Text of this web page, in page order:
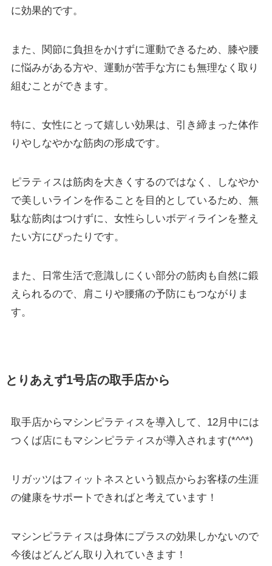
に効果的です。
また、関節に負担をかけずに運動できるため、膝や腰
に悩みがある方や、運動が苦手な方にも無理なく取り
組むことができます。
特に、女性にとって嬉しい効果は、引き締まった体作
りやしなやかな筋肉の形成です。
ピラティスは筋肉を大きくするのではなく、しなやか
で美しいラインを作ることを目的としているため、無
駄な筋肉はつけずに、女性らしいボディラインを整え
たい方にぴったりです。
また、日常生活で意識しにくい部分の筋肉も自然に鍛
えられるので、肩こりや腰痛の予防にもつながりま
す。
とりあえず1号店の取手店から
取手店からマシンピラティスを導入して、12月中には
つくば店にもマシンピラティスが導入されます(*^^*)
リガッツはフィットネスという観点からお客様の生涯
の健康をサポートできればと考えています！
マシンピラティスは身体にプラスの効果しかないので
今後はどんどん取り入れていきます！